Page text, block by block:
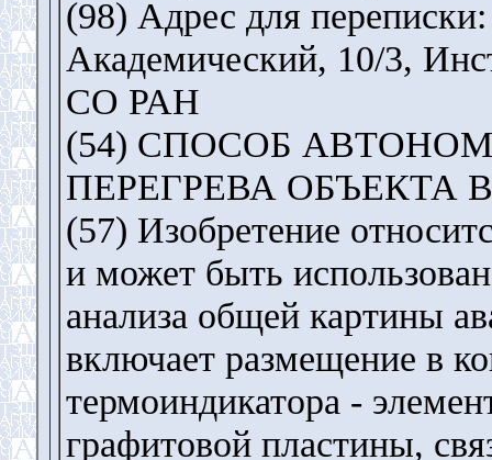
(98) Адрес для
Академический, 10/3,
СО РАН
(54) СПОСОБ
ПЕРЕГРЕВА
(57) Изобретение
и может быть
анализа общей картины
включает размещение в
термоиндикатора -
графитовой пластины,